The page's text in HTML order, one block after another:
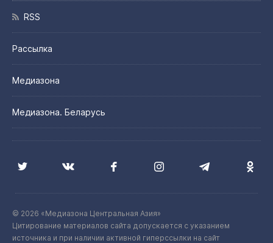
RSS
Рассылка
Медиазона
Медиазона. Беларусь
© 2026 «Медиазона Центральная Азия»
Цитирование материалов сайта допускается с указанием
источника и при наличии активной гиперссылки на сайт